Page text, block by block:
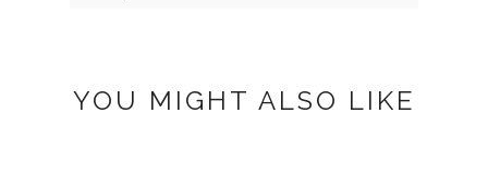
YOU MIGHT ALSO LIKE